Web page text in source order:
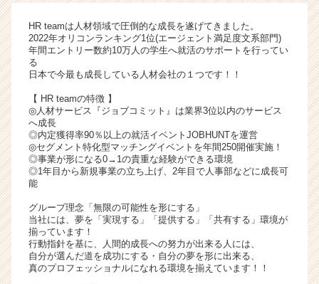
ウ
ト
が
届
就
サ
ト
チ
ア
リ
（C
h
e
HR teamは人材領域で圧倒的な成長を遂げてきました。
2022年オリコンランキング1位(エージェント満足度文系部門)
年間エントリー数約10万人の学生へ就活のサポートを行ってい
る
日本で今最も成長している人材会社の１つです！！
【 HR teamの特徴 】
◎人材サービス『ジョブコミット』は業界3位以内のサービス
へ成長
◎内定獲得率90％以上の就活イベントJOBHUNTを運営
◎セグメント特化型マッチングイベントを年間250開催実施！
◎事業が形になる0→1の貴重な経験ができる環境
◎1年目から新規事業の立ち上げ、2年目で人事部などに成長可
能
グループ理念「無限の可能性を形にする」
当社には、夢を「実現する」「提供する」「共有する」環境が
揃っています！
行動指針を基に、人間的成長への努力が出来る人には、
自分が選んだ道を成功にする・自分の夢を形に出来る、
真のプロフェッショナルになれる環境を揃えています！！